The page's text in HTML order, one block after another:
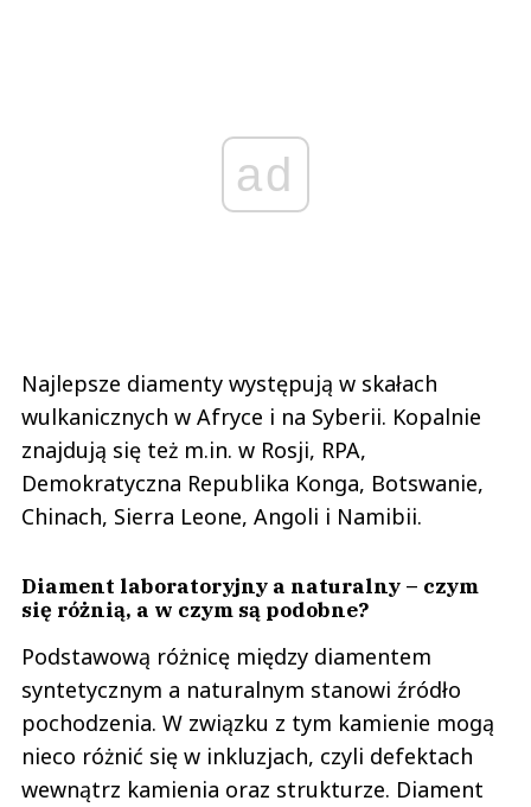
ad
Najlepsze diamenty występują w skałach
wulkanicznych w Afryce i na Syberii. Kopalnie
znajdują się też m.in. w Rosji, RPA,
Demokratyczna Republika Konga, Botswanie,
Chinach, Sierra Leone, Angoli i Namibii.
Diament laboratoryjny a naturalny – czym
się różnią, a w czym są podobne?
Podstawową różnicę między diamentem
syntetycznym a naturalnym stanowi źródło
pochodzenia. W związku z tym kamienie mogą
nieco różnić się w inkluzjach, czyli defektach
wewnątrz kamienia oraz strukturze. Diament